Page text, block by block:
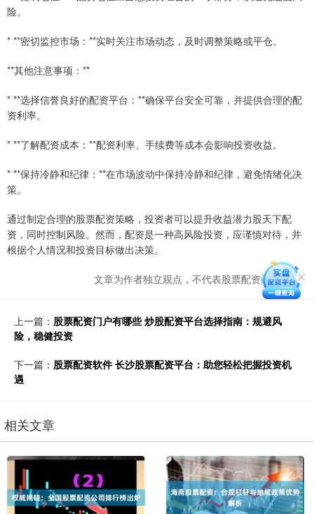
险。
* **密切监控市场：**实时关注市场动态，及时调整策略或平仓。
**其他注意事项：**
* **选择信誉良好的配资平台：**确保平台安全可靠，并提供合理的配
资利率。
* **了解配资成本：**配资利率、手续费等成本会影响投资收益。
* **保持冷静和纪律：**在市场波动中保持冷静和纪律，避免情绪化决
策。
通过制定合理的股票配资策略，投资者可以提升收益潜力股天下配
资，同时控制风险。然而，配资是一种高风险投资，应谨慎对待，并
根据个人情况和投资目标做出决策。
文章为作者独立观点，不代表股票配资门户观点
上一篇： 股票配资门户有哪些 炒股配资平台选择指南：规避风
险，稳健投资
下一篇： 股票配资软件 长沙股票配资平台：助您轻松把握投资机
遇
相关文章